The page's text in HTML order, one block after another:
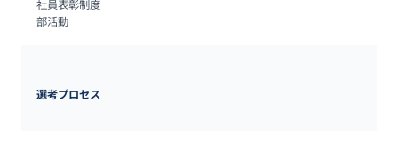
社員表彰制度
部活動
選考プロセス